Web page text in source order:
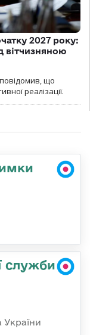
2027 року:
вітчизняною
що
реалізації.
служби